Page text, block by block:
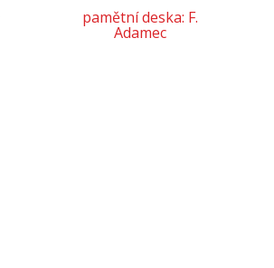
pamětní deska: F.
Adamec